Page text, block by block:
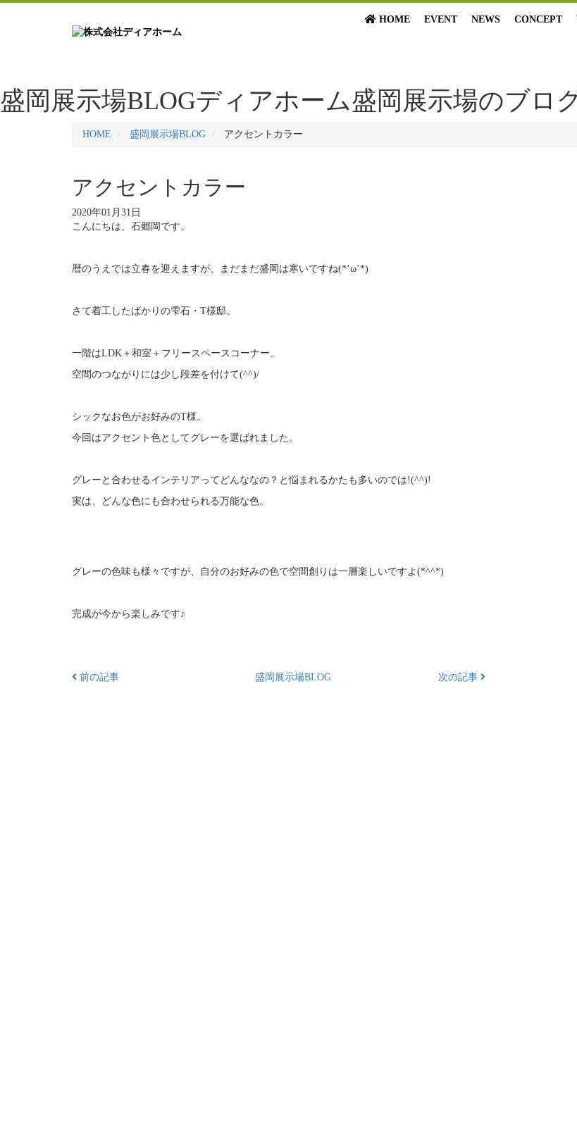
HOME EVENT NEWS CONCEPT
盛岡展示場BLOGディアホーム盛岡展示場のブロ
HOME 盛岡展示場BLOG アクセントカラー
アクセントカラー
2020年01月31日
こんにちは、石郷岡です。
暦のうえでは立春を迎えますが、まだまだ盛岡は寒いですね(*’ω’*)
さて着工したばかりの雫石・T様邸。
一階はLDK＋和室＋フリースペースコーナー。
空間のつながりには少し段差を付けて(^^)/
シックなお色がお好みのT様。
今回はアクセント色としてグレーを選ばれました。
グレーと合わせるインテリアってどんななの？と悩まれるかたも多いのでは!(^^)!
実は、どんな色にも合わせられる万能な色。
グレーの色味も様々ですが、自分のお好みの色で空間創りは一層楽しいですよ(*^^*)
完成が今から楽しみです♪
前の記事 盛岡展示場BLOG 次の記事